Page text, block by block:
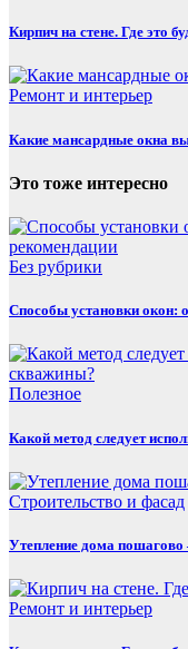
Кирпич на стене. Где это
Ремонт и интерьер
Какие мансардные окна
Это тоже интересно
Без рубрики
Способы установки окон:
Полезнoe
Какой метод следует
Строительство и фасад
Утепление дома
Ремонт и интерьер